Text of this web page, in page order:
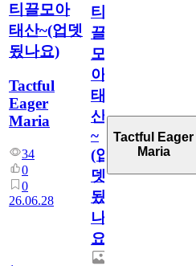
티끌모아
태산~(업뎃
됬나요)
Tactful
Eager
Maria
34
0
0
26.06.28
티
끌
모
아
태
산
~
(업
뎃
됬
나
요)
Tactful Eager
Maria